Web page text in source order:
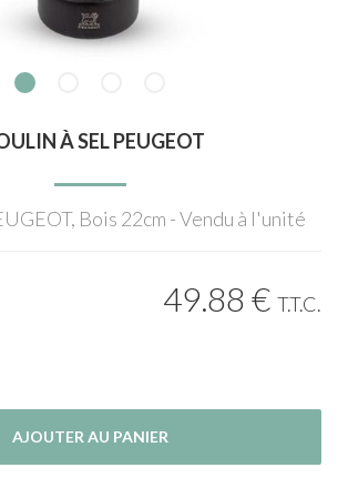
À SEL PEUGEOT
Bois 22cm - Vendu à l'unité
49.88 € T.T.C.